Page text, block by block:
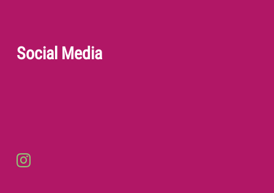
Social Media